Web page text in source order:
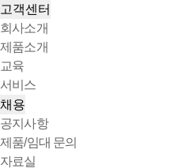
고객센터
회사소개
제품소개
교육
서비스
채용
공지사항
제품/임대 문의
자료실